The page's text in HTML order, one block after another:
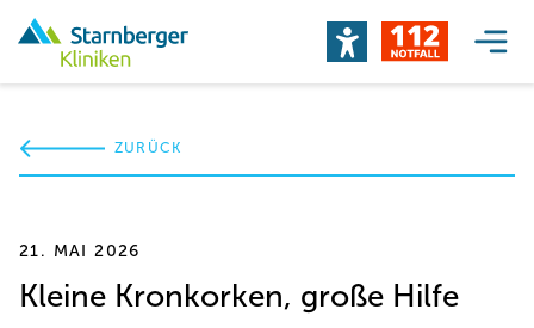
ZURÜCK
21. MAI 2026
Kleine Kronkorken, große Hilfe